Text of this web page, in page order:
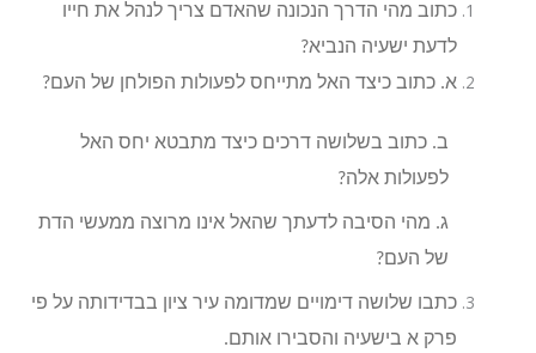
כתוב מהי הדרך הנכונה שהאדם צריך לנהל את חייו
לדעת ישעיה הנביא?
א. כתוב כיצד האל מתייחס לפעולות הפולחן של העם?
ב. כתוב בשלושה דרכים כיצד מתבטא יחס האל
לפעולות אלה?
ג. מהי הסיבה לדעתך שהאל אינו מרוצה ממעשי הדת
של העם?
כתבו שלושה דימויים שמדומה עיר ציון בבדידותה על פי
פרק א בישעיה והסבירו אותם.